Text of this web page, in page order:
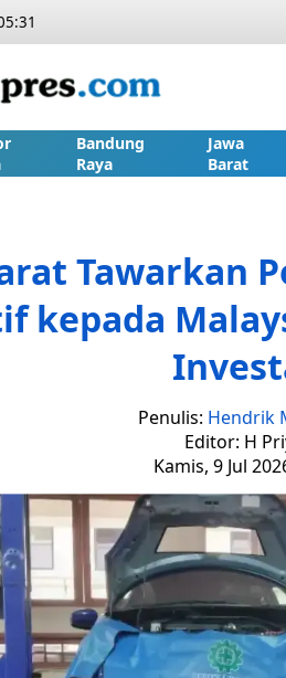
Bandung
Raya
Jawa
Barat
Tawarkan
kepada
Penulis: Hendrik
Editor: H
Kamis, 9 Jul